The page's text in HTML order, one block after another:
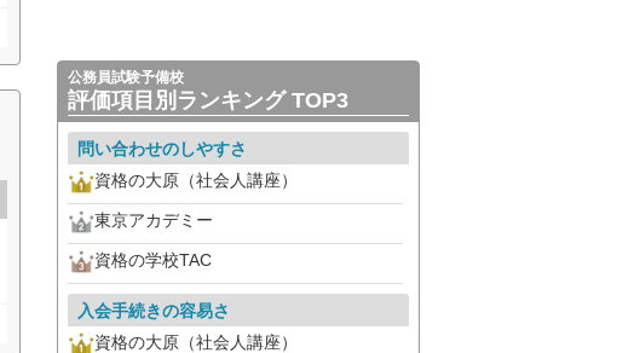
公務員試験予備校
評価項目別ランキング TOP3
問い合わせのしやすさ
資格の大原（社会人講座）
東京アカデミー
資格の学校TAC
入会手続きの容易さ
資格の大原（社会人講座）